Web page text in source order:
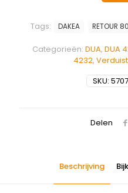
SKU:
Categorieën: DUA, DUA
4232,
Tags: DAKEA RETOUR
Delen
Beschrijving